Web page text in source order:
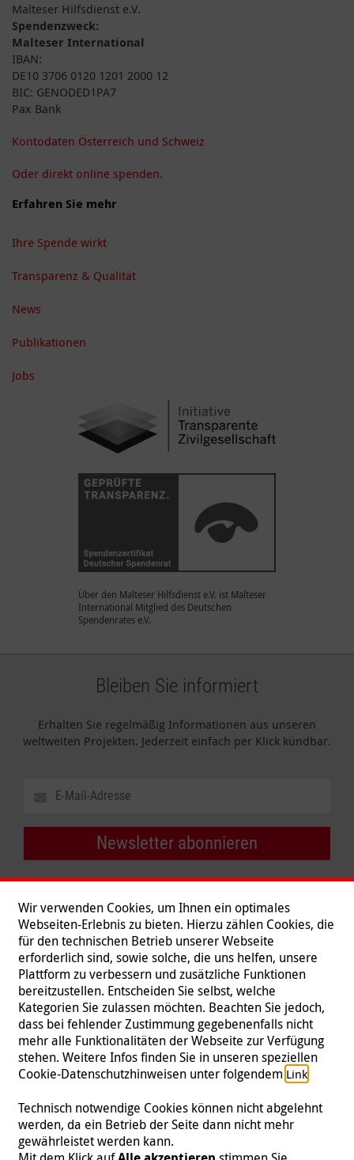
Malteser Hilfsdienst e.V.
Spendenzweck:
Malteser International
IBAN:
DE10 3706 0120 1201 2000 12
BIC: GENODED1PA7
Pax Bank
Kontodaten Österreich und Schweiz
Oder direkt online spenden.
Erfahren Sie mehr
Ihre Spende wirkt
Transparenz & Qualität
News
Publikationen
Jobs
Über den Malteser Hilfsdienst e.V. ist Malteser
International Mitglied des Deutschen
Spendenrates e.V.
Bleiben Sie informiert
Erhalten Sie regelmäßig Informationen aus unseren
weltweiten Projekten. Jederzeit einfach per Klick kündbar.
Newsletter abonnieren
Folgen Sie uns
Impressum | Datenschutz | Kontakt | Presse
Wir verwenden Cookies, um Ihnen ein optimales
Webseiten-Erlebnis zu bieten. Hierzu zählen Cookies, die
für den technischen Betrieb unserer Webseite
erforderlich sind, sowie solche, die uns helfen, unsere
Plattform zu verbessern und zusätzliche Funktionen
bereitzustellen. Entscheiden Sie selbst, welche
Kategorien Sie zulassen möchten. Beachten Sie jedoch,
dass bei fehlender Zustimmung gegebenenfalls nicht
mehr alle Funktionalitäten der Webseite zur Verfügung
stehen. Weitere Infos finden Sie in unseren speziellen
Cookie-Datenschutzhinweisen unter folgendem Link.
Technisch notwendige Cookies können nicht abgelehnt
werden, da ein Betrieb der Seite dann nicht mehr
gewährleistet werden kann.